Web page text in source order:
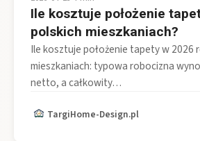
Ile kosztuje położenie
polskich mieszkaniach?
Ile kosztuje położenie tapety w 2026
mieszkaniach: typowa robocizna
netto, a całkowity…
TargiHome-Design.pl